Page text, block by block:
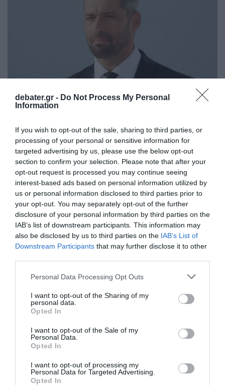
debater.gr - Do Not Process My Personal
Information
If you wish to opt-out of the sale, sharing to third parties, or
processing of your personal or sensitive information for
targeted advertising by us, please use the below opt-out
section to confirm your selection. Please note that after your
opt-out request is processed you may continue seeing
interest-based ads based on personal information utilized by
us or personal information disclosed to third parties prior to
your opt-out. You may separately opt-out of the further
disclosure of your personal information by third parties on the
IAB’s list of downstream participants. This information may
also be disclosed by us to third parties on the IAB’s List of
Downstream Participants that may further disclose it to other
Please note that this website/app uses one or more Google
not limited to your visit or usage behaviour. You may click to
grant or deny consent to Google and its third-party tags to
use your data for below specified purposes in below Google
consent section.
Personal Data Processing Opt Outs
I want to opt-out of the Sharing of my
personal data.
Opted In
I want to opt-out of the Sale of my
Personal Data.
Opted In
I want to opt-out of processing my
Personal Data for Targeted Advertising.
Opted In
Η πρώτη ανάρτηση του Αλέξη Παππά μετά το
Bachelor – “Έχω στο πλάι μου την Αθηνά που
μου έκλεψε την καρδιά”
Η μακροσκελής ανάρτηση στο Instagram
19.12.2021 - 22:25
LIFESTYLE